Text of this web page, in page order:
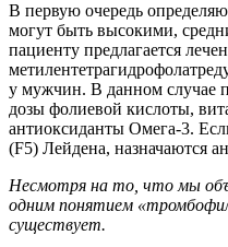
В первую очередь
могут быть высокими,
пациенту предлагается
у мужчин. В данном случае
дозы фолиевой кислоты,
антиоксиданты Омега-3.
(F5) Лейдена, назначаются
Несмотря на то, что мы
одним понятием
существует.